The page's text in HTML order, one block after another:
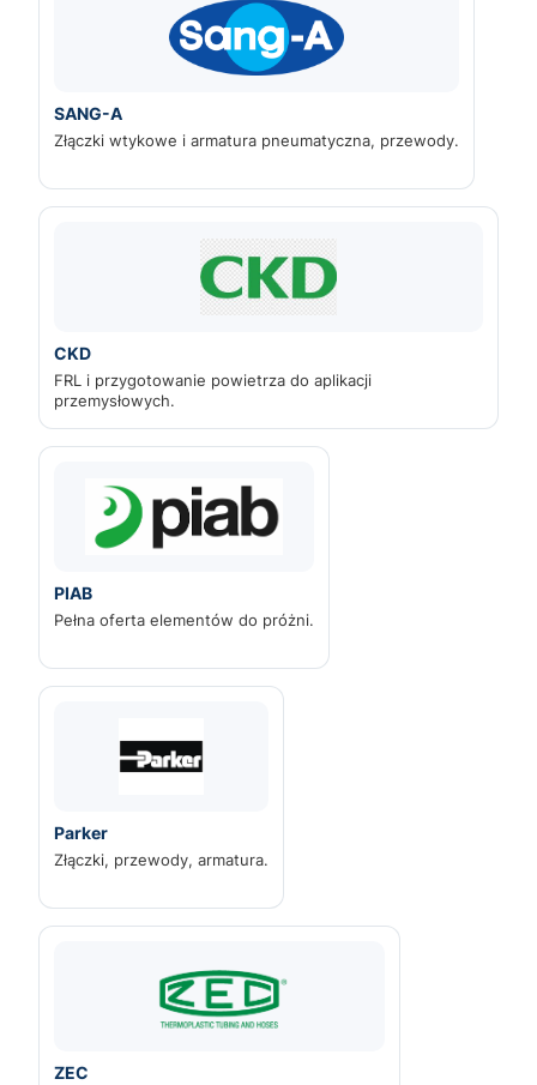
SANG-A
Złączki wtykowe i armatura pneumatyczna, przewody.
CKD
FRL i przygotowanie powietrza do aplikacji
przemysłowych.
PIAB
Pełna oferta elementów do próżni.
Parker
Złączki, przewody, armatura.
ZEC